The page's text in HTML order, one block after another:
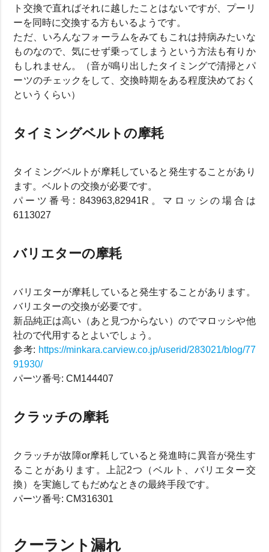
ト交換で直ればそれに越したことはないですが、プーリ
ーを同時に交換する方もいるようです。
ただ、いろんなフォーラムをみてもこれは持病みたいな
ものなので、気にせず乗ってしまうという方法も有りか
もしれません。（音が鳴り出したタイミングで清掃とパ
ーツのチェックをして、交換時期をある程度決めておく
というくらい）
タイミングベルトの摩耗
タイミングベルトが摩耗していると発生することがあり
ます。ベルトの交換が必要です。
パーツ番号: 843963,82941R。マロッシの場合は
6113027
バリエターの摩耗
バリエターが摩耗していると発生することがあります。
バリエターの交換が必要です。
新品純正は高い（あと見つからない）のでマロッシや他
社ので代用するとよいでしょう。
参考: https://minkara.carview.co.jp/userid/283021/blog/77
91930/
パーツ番号: CM144407
クラッチの摩耗
クラッチが故障or摩耗していると発進時に異音が発生す
ることがあります。上記2つ（ベルト、バリエター交
換）を実施してもだめなときの最終手段です。
パーツ番号: CM316301
クーラント漏れ